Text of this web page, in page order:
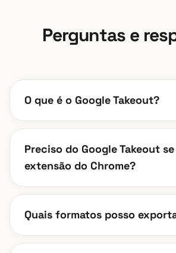
Perguntas e
O que é o Google Takeout?
Preciso do Google Takeout
extensão do Chrome?
Quais formatos posso